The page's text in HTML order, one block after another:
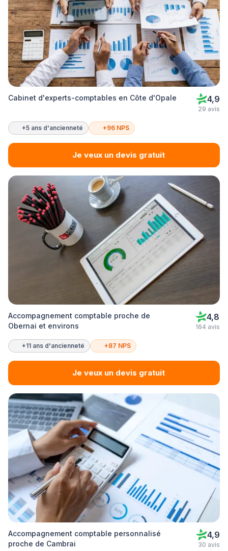
Cabinet d'experts-comptables en Côte d'Opale 4,9
29 avis
+5 ans d'ancienneté +96 NPS
Je veux un devis gratuit
Accompagnement comptable proche de
Obernai et environs
4,8
164 avis
+11 ans d'ancienneté +87 NPS
Je veux un devis gratuit
Accompagnement comptable personnalisé
proche de Cambrai
4,9
30 avis